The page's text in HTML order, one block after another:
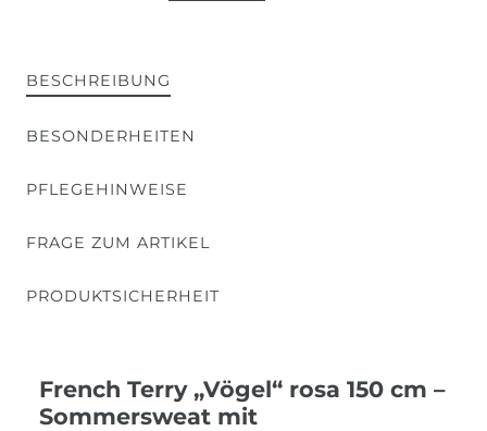
BESCHREIBUNG
BESONDERHEITEN
PFLEGEHINWEISE
FRAGE ZUM ARTIKEL
PRODUKTSICHERHEIT
French Terry „Vögel“ rosa 150 cm –
Sommersweat mit